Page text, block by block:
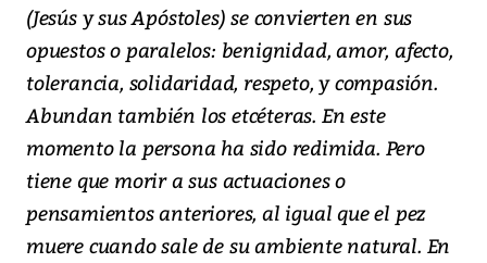
(Jesús y sus Apóstoles) se convierten en sus
opuestos o paralelos: benignidad, amor, afecto,
tolerancia, solidaridad, respeto, y compasión.
Abundan también los etcéteras. En este
momento la persona ha sido redimida. Pero
tiene que morir a sus actuaciones o
pensamientos anteriores, al igual que el pez
muere cuando sale de su ambiente natural. En